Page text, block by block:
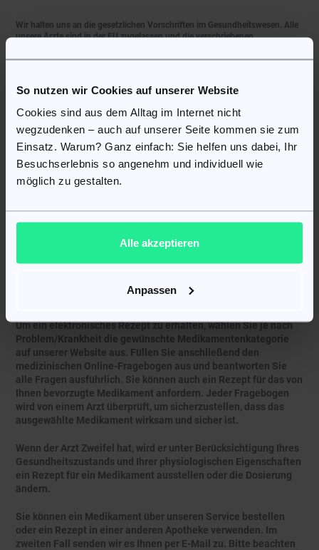
So nutzen wir Cookies auf unserer Website
Cookies sind aus dem Alltag im Internet nicht
wegzudenken – auch auf unserer Seite kommen sie zum
Einsatz. Warum? Ganz einfach: Sie helfen uns dabei, Ihr
Besuchserlebnis so angenehm und individuell wie
möglich zu gestalten.
Alle akzeptieren
Anpassen
Wir halten uns an die gesetzlichen Vorschriften im Gesundheitswesen. Alle
unsere Ärzte sind in der EU zugelassen und die verschriebenen
Mit uns sparen Sie Zeit.
Sie müssen nicht zum Arzt gehen und in Apotheken nach Medikamenten
eine Bestellung aufgeben.
Informationen über unsere Kunden werden in geschlossenen Datenbanken
Gründe, warum Sie uns wählen sollten
Um ein elektronisches Rezept zu erhalten, wählen Sie je nach
Problem/Krankheit die gewünschte Medikamentenkategorie
auf unserer Website aus. Füllen Sie anschließend den
medizinischen Online-Fragebogen aus und beantworten Sie
alle Fragen ausführlich. Sie können auch ein Rezept für das von
Ihnen bevorzugte Medikament anfordern. Jeder Fragebogen
wird von einem Arzt überprüft, um sicherzustellen, dass das
ausgewählte Medikament wirksam und sicher ist.
Wenn der Arzt Zweifel hat, wird er unter Berücksichtigung Ihres
Gesundheitszustands und Ihrer physiologischen Eigenschaften
ein Rezept für ein Medikament ausstellen oder die Dosierung
ändern.
Sie können ein Medikament über unseren Service bestellen
oder ein Rezept in einer anderen Apotheke verwenden. Im
zweiten Fall senden wir es Ihnen per E-Mail zu. Bitte beachten